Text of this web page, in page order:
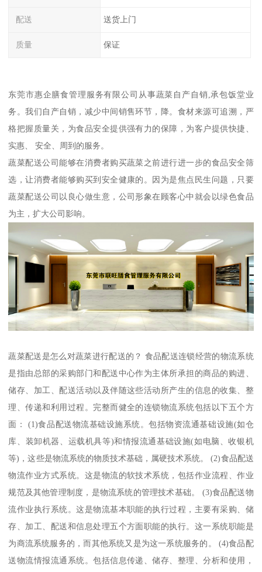
配送 送货上门
质量 保证
东莞市惠企膳食管理服务有限公司从事蔬菜自产自销,承包饭堂业
务。我们自产自销，减少中间销售环节，降。食材来源可追溯，严
格把握质量关，为食品安全提供强有力的保障，为客户提供快捷、
实惠、 安全、周到的服务。
蔬菜配送公司能够在消费者购买蔬菜之前进行进一步的食品安全筛
选，让消费者能够购买到安全健康的。因为是焦点民生问题，只要
蔬菜配送公司以良心做生意，公司形象在顾客心中就会以绿色食品
为主，扩大公司影响。
蔬菜配送是怎么对蔬菜进行配送的？ 食品配送连锁经营的物流系统
是指由总部的采购部门和配送中心作为主体所承担的商品的购进、
储存、加工、配送活动以及伴随这些活动所产生的信息的收集、整
理、传递和利用过程。完整而健全的连锁物流系统包括以下五个方
面： (1)食品配送物流基础设施系统。包括物资流通基础设施(如仓
库、装卸机器、运载机具等)和情报流通基础设施(如电脑、收银机
等)，这些是物流系统的物质技术基础，属硬技术系统。 (2)食品配送
物流作业方式系统。这是物流的软技术系统，包括作业流程、作业
规范及其他管理制度，是物流系统的管理技术基础。 (3)食品配送物
流作业执行系统。这是物流基本职能的执行过程，主要有采购、储
存、加工、配送和信息处理五个方面职能的执行。这一系统职能是
为商流系统服务的，而其他系统又是为这一系统服务的。 (4)食品配
送物流情报流通系统。包括信息传递、储存、整理、分析和使用，